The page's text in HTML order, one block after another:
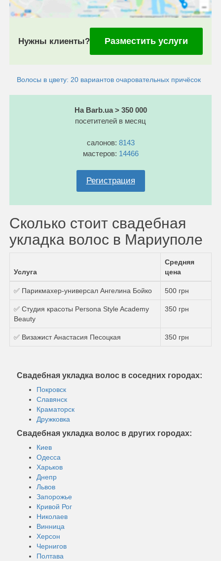
Нужны клиенты? Разместить услуги
Волосы в цвету: 20 вариантов очаровательных причёсок
На Barb.ua > 350 000
посетителей в месяц
салонов: 8143
мастеров: 14466
Регистрация
Сколько стоит свадебная
укладка волос в Мариуполе
Услуга
Средняя
цена
✅ Парикмахер-универсал Ангелина Бойко 500 грн
✅ Студия красоты Persona Style Academy
Beauty
350 грн
✅ Визажист Анастасия Песоцкая 350 грн
Свадебная укладка волос в соседних городах:
Покровск
Славянск
Краматорск
Дружковка
Свадебная укладка волос в других городах:
Киев
Одесса
Харьков
Днепр
Львов
Запорожье
Кривой Рог
Николаев
Винница
Херсон
Чернигов
Полтава